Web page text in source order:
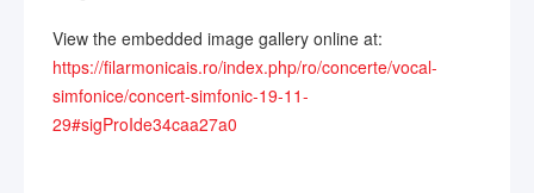
View the embedded image gallery online at:
https://filarmonicais.ro/index.php/ro/concerte/vocal-
simfonice/concert-simfonic-19-11-
29#sigProIde34caa27a0